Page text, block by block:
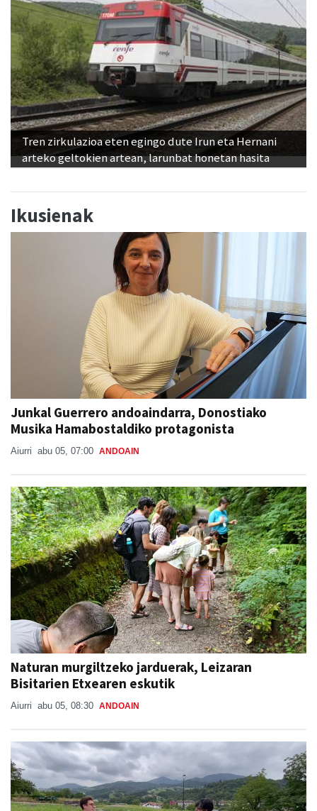
Tren zirkulazioa eten egingo dute Irun eta Hernani
arteko geltokien artean, larunbat honetan hasita
Ikusienak
Junkal Guerrero andoaindarra, Donostiako
Musika Hamabostaldiko protagonista
Aiurri abu 05, 07:00 ANDOAIN
Naturan murgiltzeko jarduerak, Leizaran
Bisitarien Etxearen eskutik
Aiurri abu 05, 08:30 ANDOAIN